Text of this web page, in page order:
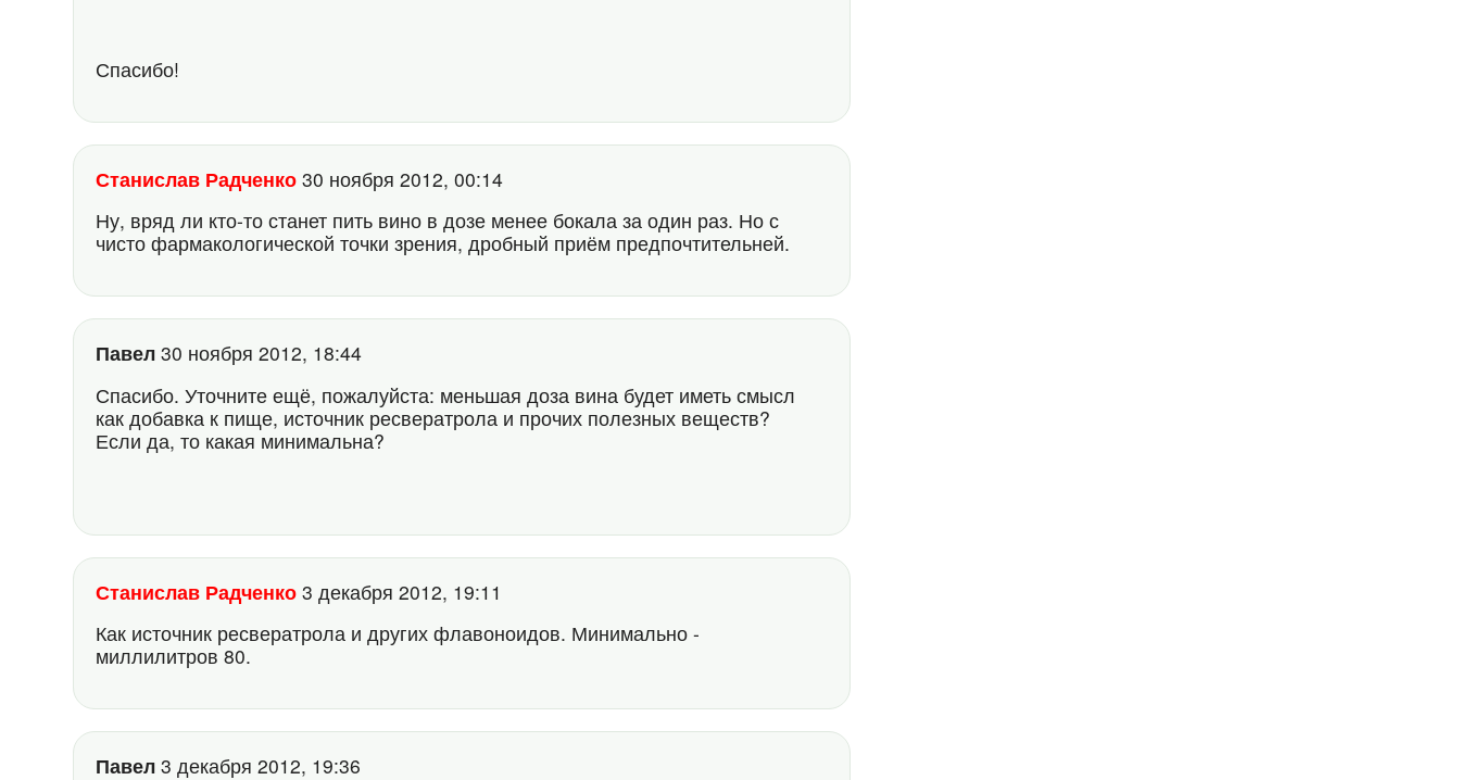
Спасибо!
Станислав Радченко 30 ноября 2012, 00:14
Ну, вряд ли кто-то станет пить вино в дозе менее бокала за один раз. Но с
чисто фармакологической точки зрения, дробный приём предпочтительней.
Павел 30 ноября 2012, 18:44
Спасибо. Уточните ещё, пожалуйста: меньшая доза вина будет иметь смысл
как добавка к пище, источник ресвератрола и прочих полезных веществ?
Если да, то какая минимальна?
Станислав Радченко 3 декабря 2012, 19:11
Как источник ресвератрола и других флавоноидов. Минимально -
миллилитров 80.
Павел 3 декабря 2012, 19:36